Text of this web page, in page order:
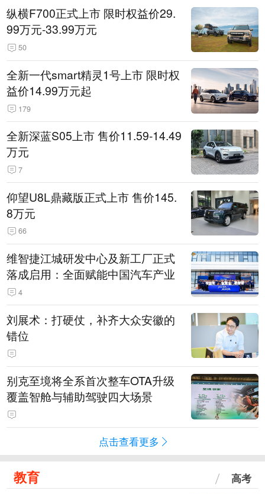
纵横F700正式上市 限时权益价29.
99万元-33.99万元
50
全新一代smart精灵1号上市 限时权
益价14.99万元起
179
全新深蓝S05上市 售价11.59-14.49
万元
7
仰望U8L鼎藏版正式上市 售价145.
8万元
66
维智捷江城研发中心及新工厂正式
落成启用：全面赋能中国汽车产业
4
刘展术：打硬仗，补齐大众安徽的
错位
别克至境将全系首次整车OTA升级
覆盖智舱与辅助驾驶四大场景
点击查看更多
教育 高考